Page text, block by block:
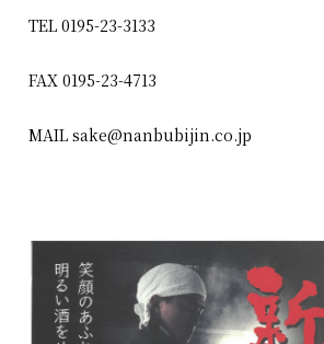
TEL 0195-23-3133
FAX 0195-23-4713
MAIL sake@nanbubijin.co.jp